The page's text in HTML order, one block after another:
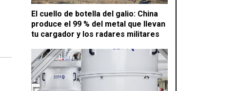
El cuello de botella del galio: China
produce el 99 % del metal que llevan
tu cargador y los radares militares